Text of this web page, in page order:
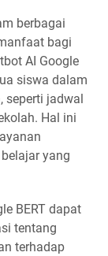
berbagai
bagi
AI Google
siswa dalam
seperti jadwal
Hal ini
yang
BERT dapat
tentang
terhadap